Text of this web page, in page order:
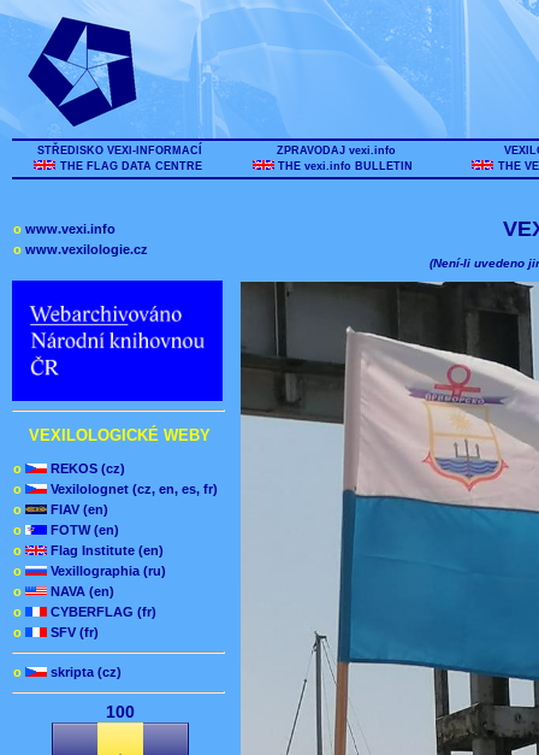
STŘEDISKO VEXI-INFORMACÍ
THE FLAG DATA CENTRE
ZPRAVODAJ vexi.info
THE vexi.info BULLETIN
THE
o www.vexi.info
o www.vexilologie.cz
VEXILOLOGICKÉ WEBY
o
REKOS (cz)
o
Vexilolognet (cz, en, es, fr)
o
FIAV (en)
o
FOTW (en)
o
Flag Institute (en)
o
Vexillographia (ru)
o
NAVA (en)
o
CYBERFLAG (fr)
o
SFV (fr)
o skripta (cz)
100
(Není-li uvedeno